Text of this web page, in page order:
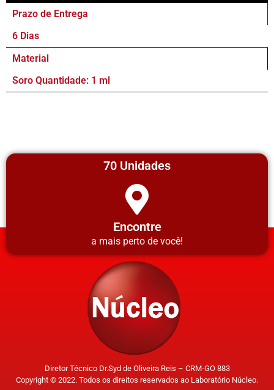
Prazo de Entrega
6 Dias
Material
Soro Quantidade: 1 ml
70 Unidades
Encontre
a mais perto de você!
Diretor Técnico Dr.Syd de Oliveira Reis – CRM-GO 883
Copyright © 2022. Todos os direitos reservados ao Laboratório Núcleo.